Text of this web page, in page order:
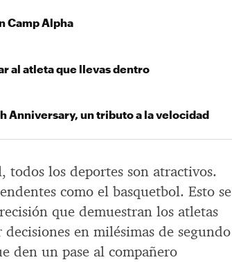
los deportes son atractivos.
como el basquetbol. Esto se
que demuestran los atletas
en milésimas de segundo
den un pase al compañero
Camp Alpha
al atleta que llevas dentro
Anniversary, un tributo a la velocidad